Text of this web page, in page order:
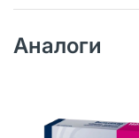
Аналоги